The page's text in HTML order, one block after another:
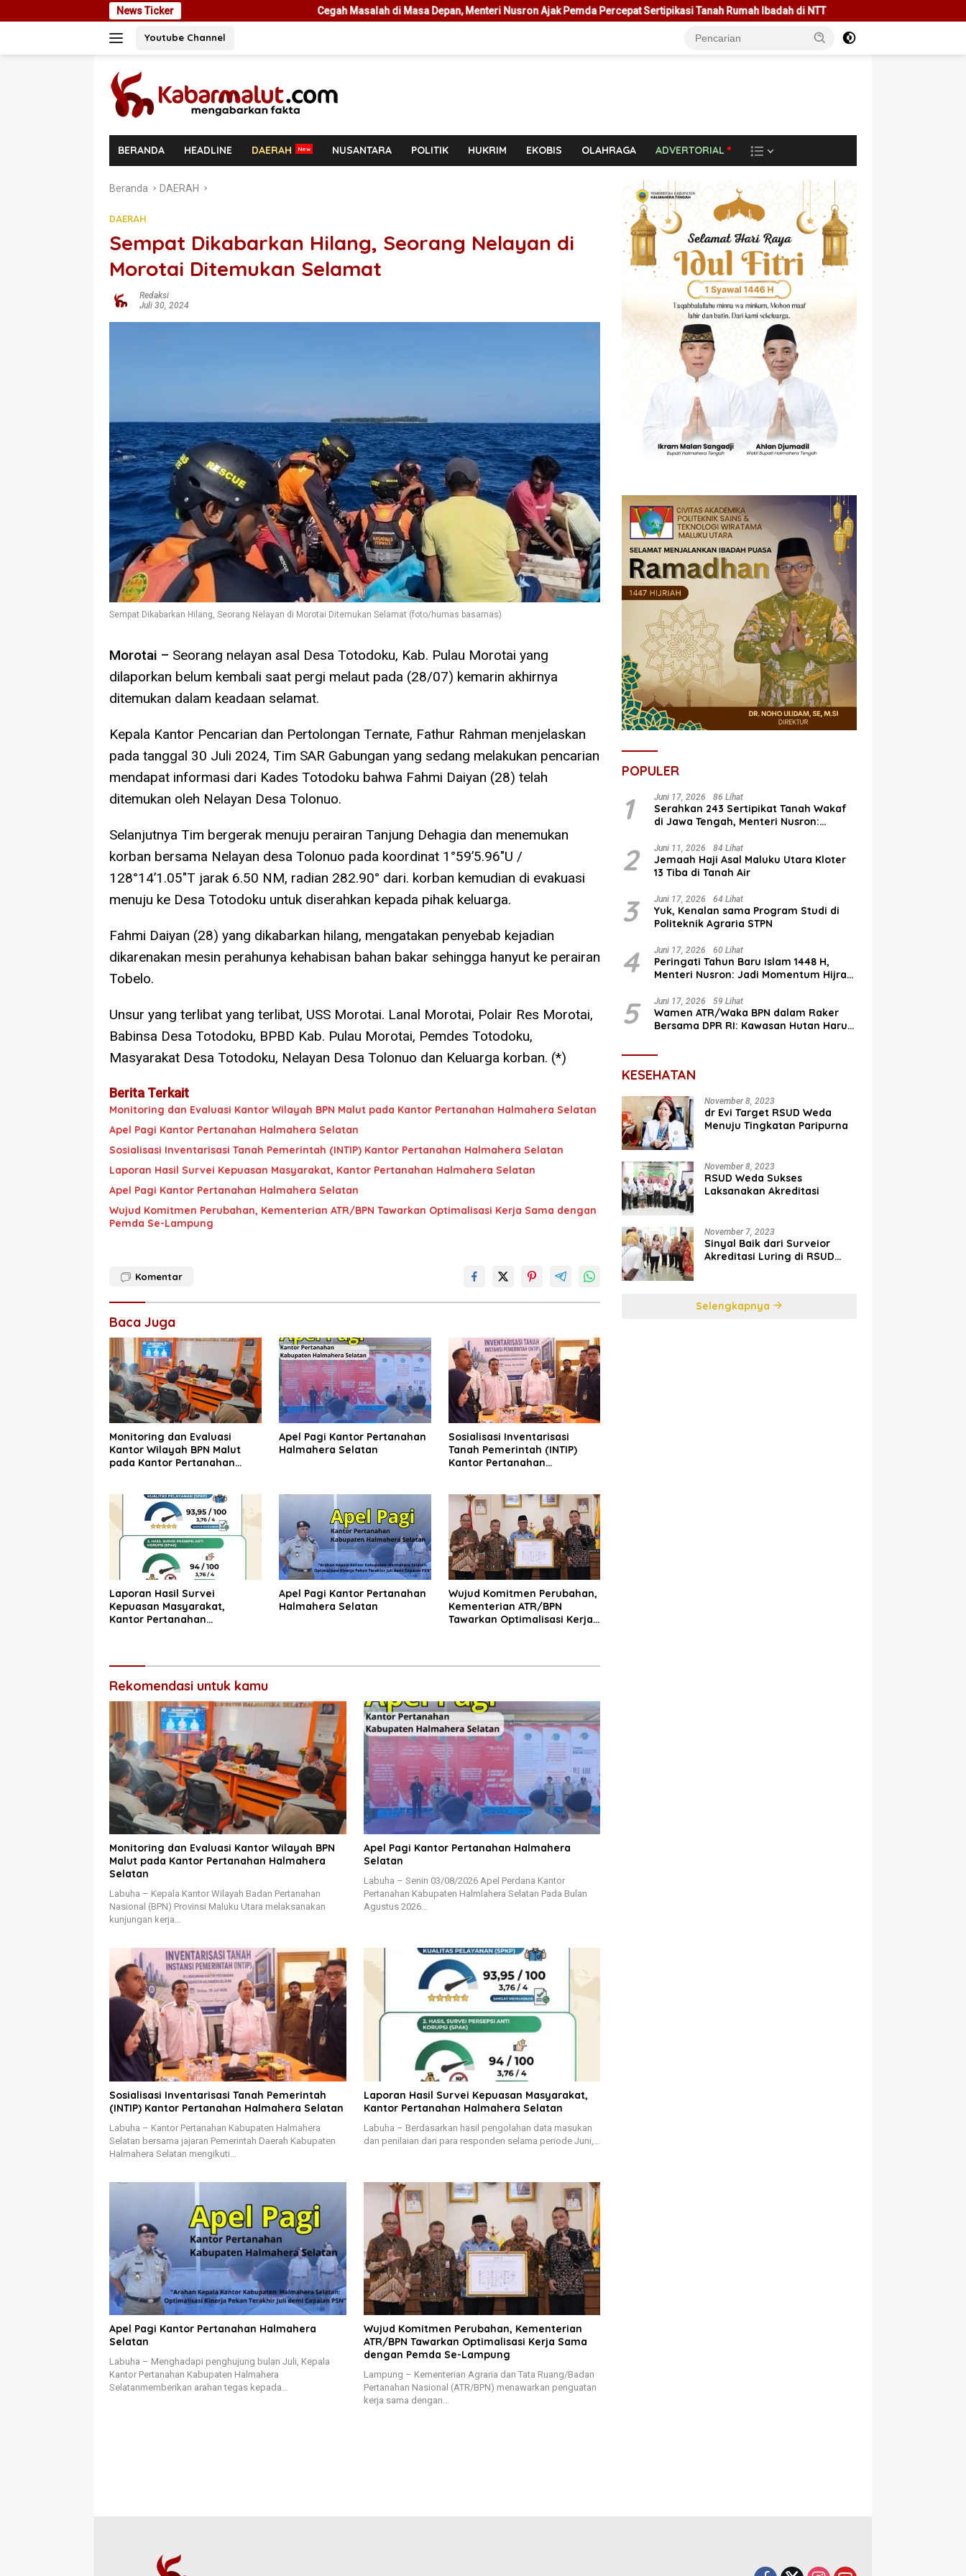
ke
News Ticker Cegah Masalah di Masa Depan, Menteri Nusron Ajak Pemda Percepat Sertipikasi Tanah Rumah Ibadah di NTT Rakor Bersama Pemda Se-NTT, Menteri
Youtube Channel
BERANDA HEADLINE DAERAH NUSANTARA POLITIK HUKRIM EKOBIS OLAHRAGA ADVERTORIAL
L
Y
Beranda DAERAH
DAERAH
Sempat Dikabarkan Hilang, Seorang Nelayan di
Morotai Ditemukan Selamat
Redaksi
Juli 30, 2024
Sempat Dikabarkan Hilang, Seorang Nelayan di Morotai Ditemukan Selamat (foto/humas basarnas)
Morotai – Seorang nelayan asal Desa Totodoku, Kab. Pulau Morotai yang
dilaporkan belum kembali saat pergi melaut pada (28/07) kemarin akhirnya
ditemukan dalam keadaan selamat.
Kepala Kantor Pencarian dan Pertolongan Ternate, Fathur Rahman menjelaskan
pada tanggal 30 Juli 2024, Tim SAR Gabungan yang sedang melakukan pencarian
mendapat informasi dari Kades Totodoku bahwa Fahmi Daiyan (28) telah
ditemukan oleh Nelayan Desa Tolonuo.
Selanjutnya Tim bergerak menuju perairan Tanjung Dehagia dan menemukan
korban bersama Nelayan desa Tolonuo pada koordinat 1°59’5.96″U /
128°14’1.05″T jarak 6.50 NM, radian 282.90° dari. korban kemudian di evakuasi
menuju ke Desa Totodoku untuk diserahkan kepada pihak keluarga.
Fahmi Daiyan (28) yang dikabarkan hilang, mengatakan penyebab kejadian
dikarenakan mesin perahunya kehabisan bahan bakar sehingga hanyut ke perairan
Tobelo.
Unsur yang terlibat yang terlibat, USS Morotai. Lanal Morotai, Polair Res Morotai,
Babinsa Desa Totodoku, BPBD Kab. Pulau Morotai, Pemdes Totodoku,
Masyarakat Desa Totodoku, Nelayan Desa Tolonuo dan Keluarga korban. (*)
Berita Terkait
Monitoring dan Evaluasi Kantor Wilayah BPN Malut pada Kantor Pertanahan Halmahera Selatan
Apel Pagi Kantor Pertanahan Halmahera Selatan
Sosialisasi Inventarisasi Tanah Pemerintah (INTIP) Kantor Pertanahan Halmahera Selatan
Laporan Hasil Survei Kepuasan Masyarakat, Kantor Pertanahan Halmahera Selatan
Apel Pagi Kantor Pertanahan Halmahera Selatan
Wujud Komitmen Perubahan, Kementerian ATR/BPN Tawarkan Optimalisasi Kerja Sama dengan
Pemda Se-Lampung
Komentar
Baca Juga
Monitoring dan Evaluasi
Kantor Wilayah BPN Malut
pada Kantor Pertanahan
Apel Pagi Kantor Pertanahan
Halmahera Selatan
Sosialisasi Inventarisasi
Tanah Pemerintah (INTIP)
Kantor Pertanahan
Laporan Hasil Survei
Kepuasan Masyarakat,
Kantor Pertanahan
Apel Pagi Kantor Pertanahan
Halmahera Selatan
Wujud Komitmen Perubahan,
Kementerian ATR/BPN
Tawarkan Optimalisasi Kerja
Rekomendasi untuk kamu
Monitoring dan Evaluasi Kantor Wilayah BPN
Malut pada Kantor Pertanahan Halmahera
Selatan
Labuha – Kepala Kantor Wilayah Badan Pertanahan
Nasional (BPN) Provinsi Maluku Utara melaksanakan
kunjungan kerja…
Apel Pagi Kantor Pertanahan Halmahera
Selatan
Labuha – Senin 03/08/2026 Apel Perdana Kantor
Pertanahan Kabupaten Halmlahera Selatan Pada Bulan
Agustus 2026…
Sosialisasi Inventarisasi Tanah Pemerintah
(INTIP) Kantor Pertanahan Halmahera Selatan
Labuha – Kantor Pertanahan Kabupaten Halmahera
Selatan bersama jajaran Pemerintah Daerah Kabupaten
Halmahera Selatan mengikuti…
Laporan Hasil Survei Kepuasan Masyarakat,
Kantor Pertanahan Halmahera Selatan
Labuha – Berdasarkan hasil pengolahan data masukan
dan penilaian dari para responden selama periode Juni,…
Apel Pagi Kantor Pertanahan Halmahera
Selatan
Labuha – Menghadapi penghujung bulan Juli, Kepala
Kantor Pertanahan Kabupaten Halmahera
Selatanmemberikan arahan tegas kepada…
Wujud Komitmen Perubahan, Kementerian
ATR/BPN Tawarkan Optimalisasi Kerja Sama
dengan Pemda Se-Lampung
Lampung – Kementerian Agraria dan Tata Ruang/Badan
Pertanahan Nasional (ATR/BPN) menawarkan penguatan
kerja sama dengan…
POPULER
1 Juni 17, 2026 86 Lihat
Serahkan 243 Sertipikat Tanah Wakaf
di Jawa Tengah, Menteri Nusron:
Selesaikan Kepastian Hukum Aset
Umat
2 Juni 11, 2026 84 Lihat
Jemaah Haji Asal Maluku Utara Kloter
13 Tiba di Tanah Air
3 Juni 17, 2026 64 Lihat
Yuk, Kenalan sama Program Studi di
Politeknik Agraria STPN
4 Juni 17, 2026 60 Lihat
Peringati Tahun Baru Islam 1448 H,
Menteri Nusron: Jadi Momentum Hijrah
5 Juni 17, 2026 59 Lihat
Wamen ATR/Waka BPN dalam Raker
Bersama DPR RI: Kawasan Hutan Harus
KESEHATAN
November 8, 2023
dr Evi Target RSUD Weda
Menuju Tingkatan Paripurna
November 8, 2023
RSUD Weda Sukses
Laksanakan Akreditasi
November 7, 2023
Sinyal Baik dari Surveior
Akreditasi Luring di RSUD
Selengkapnya